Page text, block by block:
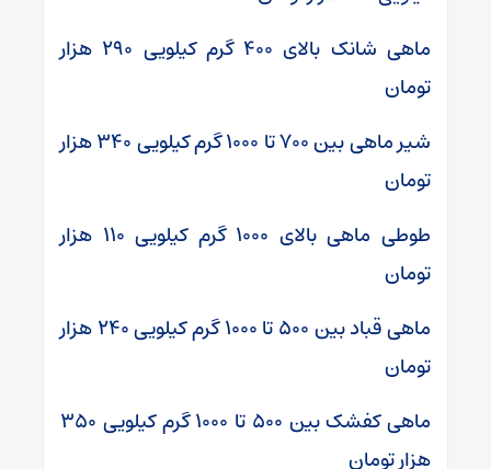
ماهی شانک بالای ۴۰۰ گرم کیلویی ۲۹۰ هزار
تومان
شیر ماهی بین ۷۰۰ تا ۱۰۰۰ گرم کیلویی ۳۴۰ هزار
تومان
طوطی ماهی بالای ۱۰۰۰ گرم کیلویی ۱۱۰ هزار
تومان
ماهی قباد بین ۵۰۰ تا ۱۰۰۰ گرم کیلویی ۲۴۰ هزار
تومان
ماهی کفشک بین ۵۰۰ تا ۱۰۰۰ گرم کیلویی ۳۵۰
هزار تومان